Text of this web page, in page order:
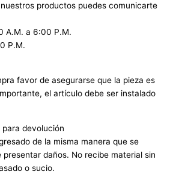
productos puedes comunicarte
A.M. a 6:00 P.M.
P.M.
favor de asegurarse que la pieza es
el artículo debe ser instalado
devolución
de la misma manera que se
presentar daños. No recibe material sin
o sucio.